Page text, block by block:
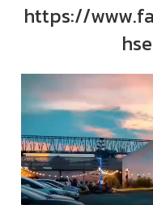
https://